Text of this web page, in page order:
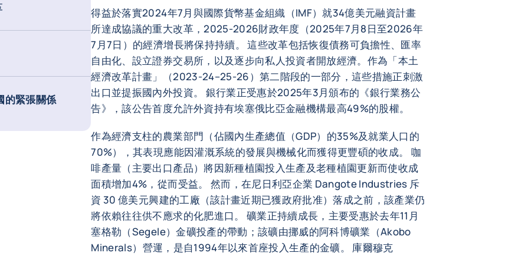
的緊張關係
得益於落實2024年7月與國際貨幣基金組織（IMF）就34億美元融資計畫
所達成協議的重大改革，2025-2026財政年度（2025年7月8日至2026年
7月7日）的經濟增長將保持持續。 這些改革包括恢復債務可負擔性、匯率
自由化、設立證券交易所，以及逐步向私人投資者開放經濟。作為「本土
經濟改革計畫」（2023-24–25-26）第二階段的一部分，這些措施正刺激
出口並提振國內外投資。 銀行業正受惠於2025年3月頒布的《銀行業務公
告》，該公告首度允許外資持有埃塞俄比亞金融機構最高49%的股權。
作為經濟支柱的農業部門（佔國內生產總值（GDP）的35%及就業人口的
70%），其表現應能因灌溉系統的發展與機械化而獲得更豐碩的收成。 咖
啡產量（主要出口產品）將因新種植園投入生產及老種植園更新而使收成
面積增加4%，從而受益。 然而，在尼日利亞企業 Dangote Industries 斥
資 30 億美元興建的工廠（該計畫近期已獲政府批准）落成之前，該產業仍
將依賴往往供不應求的化肥進口。 礦業正持續成長，主要受惠於去年11月
塞格勒（Segele）金礦投產的帶動；該礦由挪威的阿科博礦業（Akobo
Minerals）營運，是自1994年以來首座投入生產的金礦。 庫爾穆克